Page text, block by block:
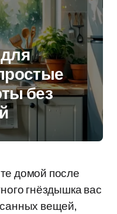
без
домой после
гнёздышка вас
вещей,